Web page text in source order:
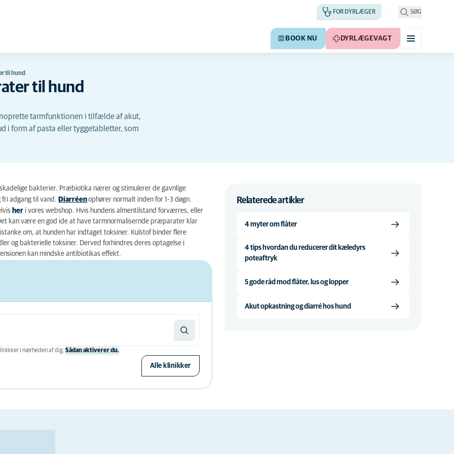
FOR DYRLÆGER SØG
BOOK NU DYRLÆGEVAGT
til hund
til hund
tarmfunktionen i tilfælde af akut,
i form af pasta eller tyggetabletter, som
bakterier. Præbiotika nærer og stimulerer de gavnlige
fri adgang til vand. Diarréenophører normalt inden for 1-3 døgn.
her i vores webshop. Hvis hundens almentilstand forværres, eller
kan være en god ide at have tarmnormalisernde præparater klar
om, at hunden har indtaget toksiner. Kulstof binder flere
og bakterielle toksiner. Derved forhindres deres optagelse i
kan mindske antibiotikas effekt.
i nærheden af ​​dig. Sådan aktiverer du.
Alle klinikker
Relaterede artikler
4 myter om flåter
4 tips hvordan du reducerer dit kæledyrs
poteaftryk
5 gode råd mod flåter, lus og lopper
Akut opkastning og diarré hos hund